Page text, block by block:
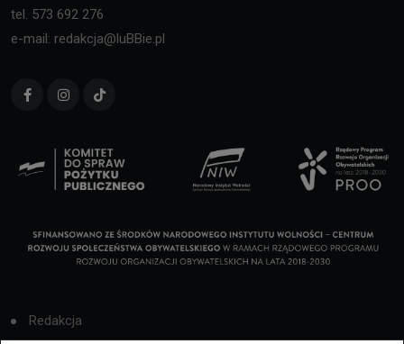
tel. 573 692 276
e-mail: redakcja@luBBie.pl
Redakcja